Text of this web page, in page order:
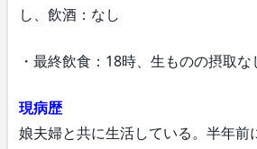
し、飲酒：なし
・最終飲食：18時、生ものの摂取な
現病歴
娘夫婦と共に生活している。半年前